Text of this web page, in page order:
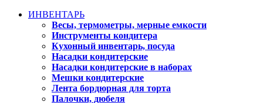
ИНВЕНТАРЬ
Весы, термометры, мерные емкости
Инструменты кондитера
Кухонный инвентарь, посуда
Насадки кондитерские
Насадки кондитерские в наборах
Мешки кондитерские
Лента бордюрная для торта
Палочки, дюбеля